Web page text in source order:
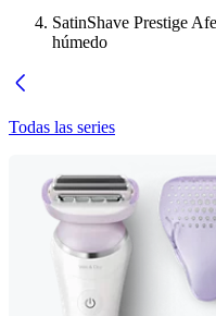
SatinShave Prestige
húmedo
Todas las series